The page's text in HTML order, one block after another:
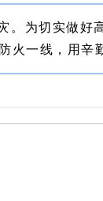
。为切实做好
火一线，用辛